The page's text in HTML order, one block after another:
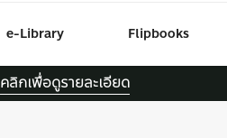
e-Library Flipbooks
คลิกเพื่อดูรายละเอียด